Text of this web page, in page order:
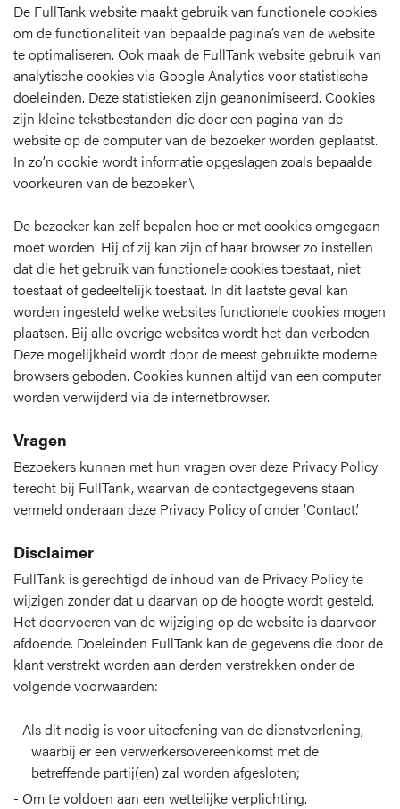
De FullTank website maakt gebruik van functionele cookies
om de functionaliteit van bepaalde pagina’s van de website
te optimaliseren. Ook maak de FullTank website gebruik van
analytische cookies via Google Analytics voor statistische
doeleinden. Deze statistieken zijn geanonimiseerd. Cookies
zijn kleine tekstbestanden die door een pagina van de
website op de computer van de bezoeker worden geplaatst.
In zo’n cookie wordt informatie opgeslagen zoals bepaalde
voorkeuren van de bezoeker.\
De bezoeker kan zelf bepalen hoe er met cookies omgegaan
moet worden. Hij of zij kan zijn of haar browser zo instellen
dat die het gebruik van functionele cookies toestaat, niet
toestaat of gedeeltelijk toestaat. In dit laatste geval kan
worden ingesteld welke websites functionele cookies mogen
plaatsen. Bij alle overige websites wordt het dan verboden.
Deze mogelijkheid wordt door de meest gebruikte moderne
browsers geboden. Cookies kunnen altijd van een computer
worden verwijderd via de internetbrowser.
Vragen
Bezoekers kunnen met hun vragen over deze Privacy Policy
terecht bij FullTank, waarvan de contactgegevens staan
vermeld onderaan deze Privacy Policy of onder ‘Contact’.
Disclaimer
FullTank is gerechtigd de inhoud van de Privacy Policy te
wijzigen zonder dat u daarvan op de hoogte wordt gesteld.
Het doorvoeren van de wijziging op de website is daarvoor
afdoende. Doeleinden FullTank kan de gegevens die door de
klant verstrekt worden aan derden verstrekken onder de
volgende voorwaarden:
Als dit nodig is voor uitoefening van de dienstverlening,
waarbij er een verwerkersovereenkomst met de
betreffende partij(en) zal worden afgesloten;
Om te voldoen aan een wettelijke verplichting.